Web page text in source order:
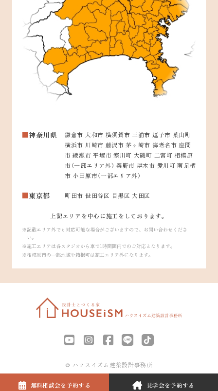
神奈川県
鎌倉市 大和市 横須賀市 三浦市 逗子市 葉山町
横浜市 川崎市 藤沢市 茅ヶ崎市 海老名市 座間
市 綾瀬市 平塚市 寒川町 大磯町 二宮町 相模原
市（一部エリア外） 秦野市 厚木市 愛川町 南足柄
市 小田原市（一部エリア外）
東京都 町田市 世田谷区 目黒区 大田区
上記エリアを中心に施工をしております。
記載エリア外でも対応可能な場合がございますので、お問い合わせくださ
い。
施工エリアは各スタジオから車で1時間圏内でのご対応となります。
相模原市の一部地域や箱根町は施工エリア外になります。
© ハウスイズム建築設計事務所
無料相談会を予約する 見学会を予約する